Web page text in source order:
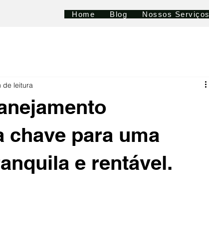
Home Blog Nossos Serviços
chave para uma
e rentável.
de leitura